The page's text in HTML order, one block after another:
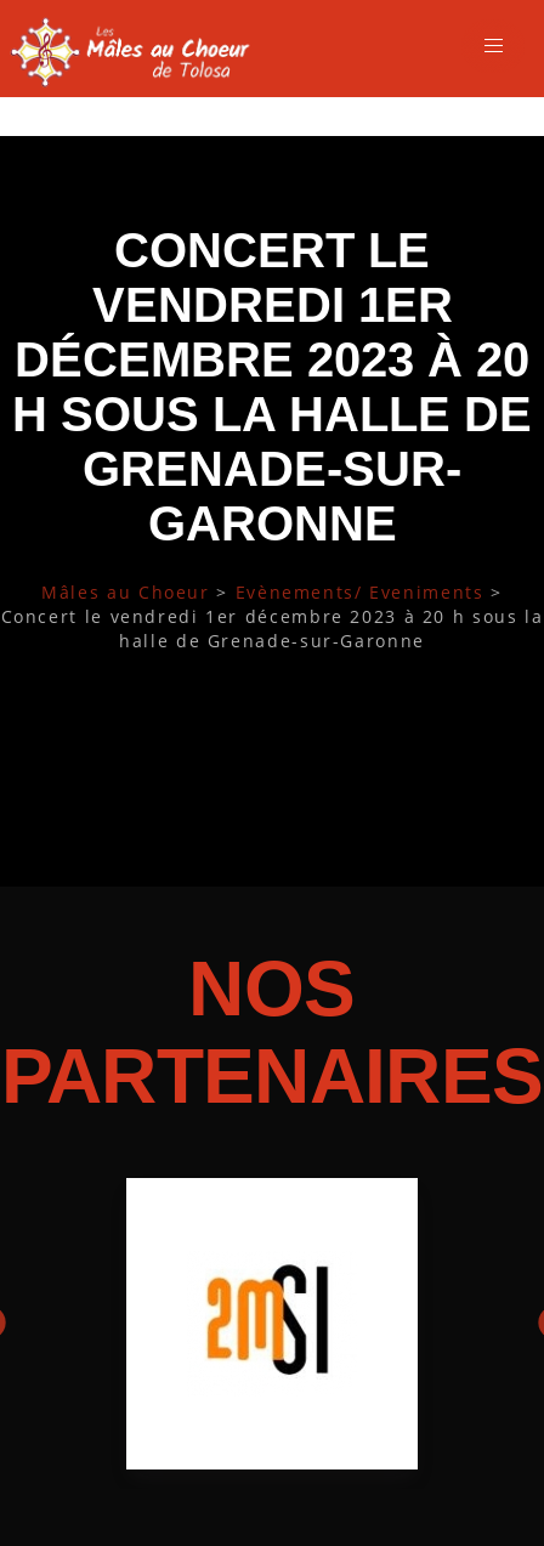
CONCERT LE
VENDREDI 1ER
DÉCEMBRE 2023 À 20
H SOUS LA HALLE DE
GRENADE-SUR-
GARONNE
Mâles au Choeur > Evènements/ Eveniments >
Concert le vendredi 1er décembre 2023 à 20 h sous la
halle de Grenade-sur-Garonne
NOS
PARTENAIRES